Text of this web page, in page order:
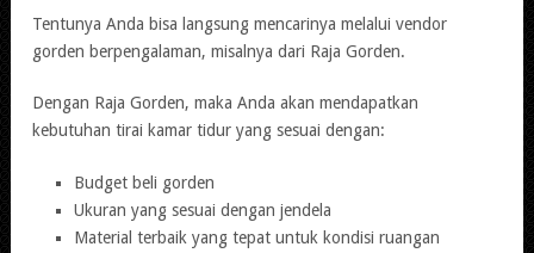
Tentunya Anda bisa langsung mencarinya melalui vendor
gorden berpengalaman, misalnya dari Raja Gorden.
Dengan Raja Gorden, maka Anda akan mendapatkan
kebutuhan tirai kamar tidur yang sesuai dengan:
Budget beli gorden
Ukuran yang sesuai dengan jendela
Material terbaik yang tepat untuk kondisi ruangan